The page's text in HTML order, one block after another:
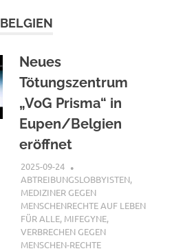
BELGIEN
Neues
Tötungszentrum
„VoG Prisma“ in
Eupen/Belgien
eröffnet
2025-09-24
ABTREIBUNGSLOBBYISTEN,
MEDIZINER GEGEN
MENSCHENRECHTE AUF LEBEN
FÜR ALLE, MIFEGYNE,
VERBRECHEN GEGEN
MENSCHEN-RECHTE